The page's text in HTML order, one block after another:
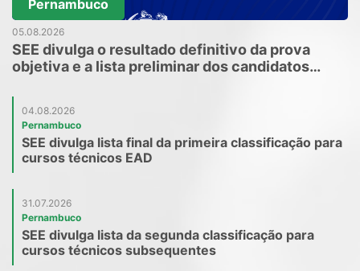
Pernambuco
05.08.2026
SEE divulga o resultado definitivo da prova
objetiva e a lista preliminar dos candidatos
PGM 2026
04.08.2026
Pernambuco
SEE divulga lista final da primeira classificação para
cursos técnicos EAD
31.07.2026
Pernambuco
SEE divulga lista da segunda classificação para
cursos técnicos subsequentes